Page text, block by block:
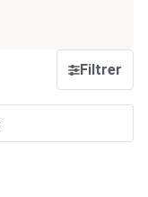
Filtrer